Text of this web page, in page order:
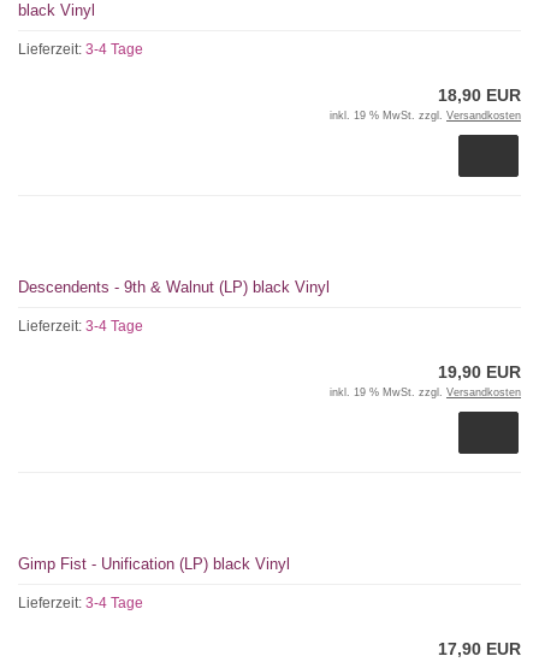
black Vinyl
Lieferzeit: 3-4 Tage
18,90 EUR
inkl. 19 % MwSt. zzgl. Versandkosten
Descendents - 9th & Walnut (LP) black Vinyl
Lieferzeit: 3-4 Tage
19,90 EUR
inkl. 19 % MwSt. zzgl. Versandkosten
Gimp Fist - Unification (LP) black Vinyl
Lieferzeit: 3-4 Tage
17,90 EUR